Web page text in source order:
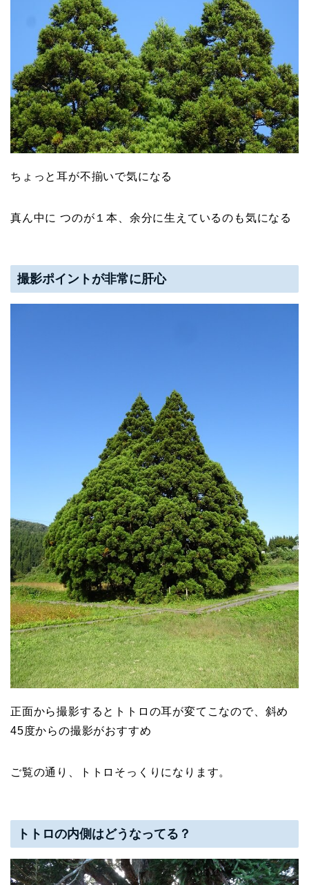
ちょっと耳が不揃いで気になる
真ん中に つのが１本、余分に生えているのも気になる
撮影ポイントが非常に肝心
正面から撮影するとトトロの耳が変てこなので、斜め
45度からの撮影がおすすめ
ご覧の通り、トトロそっくりになります。
トトロの内側はどうなってる？